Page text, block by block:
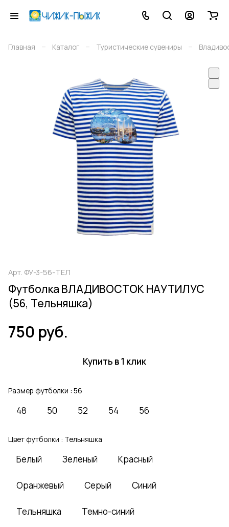
Главная – Каталог – Туристические сувениры –
Арт. ФУ-3-56-ТЕЛ
Футболка ВЛАДИВОСТОК НАУТИЛУС
(56, Тельняшка)
750 руб.
Купить в 1 клик
Размер футболки : 56
48 50 52 54 56
Цвет футболки : Тельняшка
Белый Зеленый Красный
Оранжевый Серый Синий
Тельняшка Темно-синий